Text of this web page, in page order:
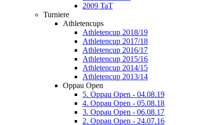
2009 TaT
Turniere
Athletencups
Athletencup 2018/19
Athletencup 2017/18
Athletencup 2016/17
Athletencup 2015/16
Athletencup 2014/15
Athletencup 2013/14
Oppau Open
5. Oppau Open - 04.08.19
4. Oppau Open - 05.08.18
3. Oppau Open - 06.08.17
2. Oppau Open - 24.07.16